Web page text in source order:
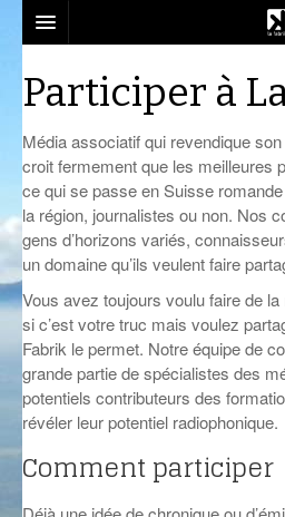
CALM CLASS
CARTOGRAPHIE INTIME
CÉSURE
COMPLÈTEMENT DES BULLES
CRÉPIDULES
CURIOSITÉS
GIVRE D’ÉTÉ
DJ SETS
CENACLE
LES COLLABORATEURS
CONSTRUCT
EST-CE QU’ON PEUT ALLER?
FLUSSPFERD
RADIO MASALA
TECHHOUSE
EVÉNEMENTS
PLAYLISTS
LA RADIO
LA FABRIK
NOUS REJOINDRE
SOUTIEN ET PARTENARIATS
ATELIERS ET FORMATIONS
CONTACT
Participer à
Média associatif qui revendique
croit fermement que les meilleures
ce qui se passe en Suisse
la région, journalistes ou non. Nos
gens d’horizons variés,
un domaine qu’ils veulent faire
Vous avez toujours voulu faire de
si c’est votre truc mais voulez
Fabrik le permet. Notre équipe de
grande partie de spécialistes des
potentiels contributeurs des
révéler leur potentiel radiophonique.
Comment participer